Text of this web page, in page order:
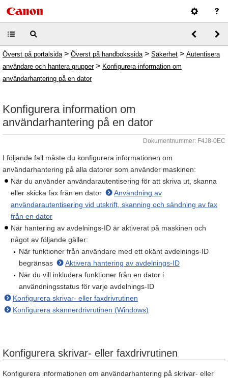
Överst på portalsida > Överst på handbokssida > Säkerhet > Autentisera
användare och hantera grupper> Konfigurera information om
användarhantering på en dator
Konfigurera information om
användarhantering på en dator
Dokumentnummer: F4J8-0EC
I följande fall måste du konfigurera informationen om
användarhantering på alla datorer som använder maskinen:
När du använder användarautentisering för att skriva ut, skanna
eller skicka fax från en dator
Användning av
användarautentisering vid utskrift, skanning och sändning av fax
från en dator
När hantering av avdelnings-ID är aktiverat på maskinen och
något av följande gäller:
När funktioner från användare med ett okänt avdelnings-ID
begränsas
Aktivera hantering av avdelnings-ID
När du vill inkludera funktioner från en dator i
användningsstatus för varje avdelnings-ID
Konfigurera skrivar- eller faxdrivrutinen
Konfigurera skannerdrivrutinen (Windows)
Konfigurera skrivar- eller faxdrivrutinen
Konfigurera informationen om användarhantering på skrivar- eller